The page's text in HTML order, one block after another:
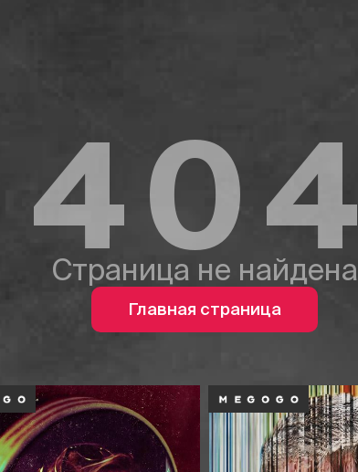
404
Страница не найдена
Главная страница